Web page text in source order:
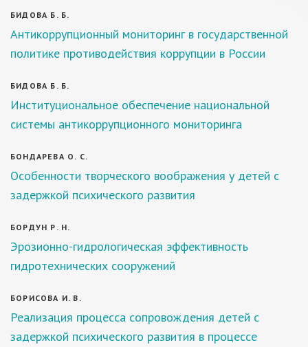
БИДОВА Б. Б.
Антикоррупционный мониторинг в государственной
политике противодействия коррупции в России
БИДОВА Б. Б.
Институциональное обеспечение национальной
системы антикоррупционного мониторинга
БОНДАРЕВА О. С.
Особенности творческого воображения у детей с
задержкой психического развития
БОРДУН Р. Н.
Эрозионно-гидрологическая эффективность
гидротехнических сооружений
БОРИСОВА И. В.
Реализация процесса сопровождения детей с
задержкой психического развития в процессе